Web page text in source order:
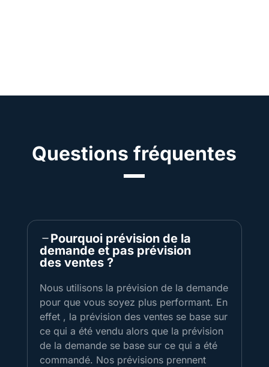
Questions fréquentes
Pourquoi prévision de la
demande et pas prévision
des ventes ?
Nous utilisons la prévision de la demande
pour que vous soyez plus performant. En
effet , la prévision des ventes se base sur
ce qui a été vendu alors que la prévision
de la demande se base sur ce qui a été
commandé. Nos prévisions prennent